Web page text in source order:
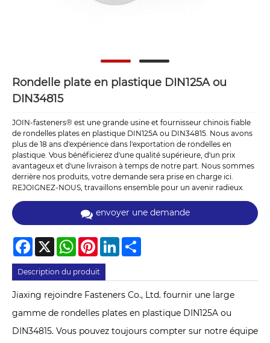
Rondelle plate en plastique DIN125A ou
DIN34815
JOIN-fasteners® est une grande usine et fournisseur chinois fiable
de rondelles plates en plastique DIN125A ou DIN34815. Nous avons
plus de 18 ans d'expérience dans l'exportation de rondelles en
plastique. Vous bénéficierez d'une qualité supérieure, d'un prix
avantageux et d'une livraison à temps de notre part. Nous sommes
derrière nos produits, votre demande sera prise en charge ici.
REJOIGNEZ-NOUS, travaillons ensemble pour un avenir radieux.
envoyer une demande
Facebook
X WhatsAppPinterestLinkedIn
Description du produit
Jiaxing rejoindre Fasteners Co., Ltd. fournir une large
gamme de rondelles plates en plastique DIN125A ou
DIN34815. Vous pouvez toujours compter sur notre équipe